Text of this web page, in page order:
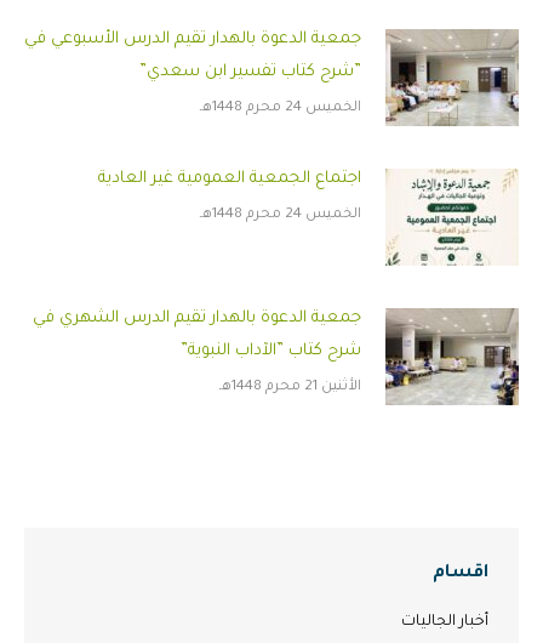
جمعية الدعوة بالهدار تقيم الدرس الأسبوعي في
”شرح كتاب تفسير ابن سعدي”
الخميس 24 محرم 1448هـ
اجتماع الجمعية العمومية غير العادية
الخميس 24 محرم 1448هـ
جمعية الدعوة بالهدار تقيم الدرس الشهري في
شرح كتاب ”الآداب النبوية”
الأثنين 21 محرم 1448هـ
اقسام
أخبار الجاليات